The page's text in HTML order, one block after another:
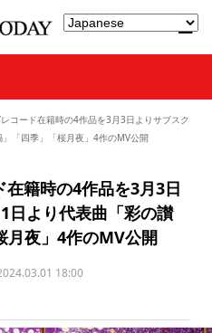
コード在籍時の4作品を3月3日よりサブスク
「四季」「桜月夜」4作のMV公開
籍時の4作品を3月3日
日より代表曲「彩の讃
月夜」4作のMV公開
18:00